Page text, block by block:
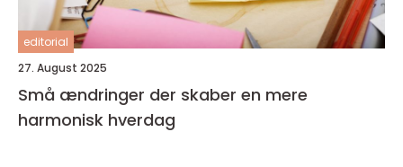
editorial
27. August 2025
Små ændringer der skaber en mere
harmonisk hverdag